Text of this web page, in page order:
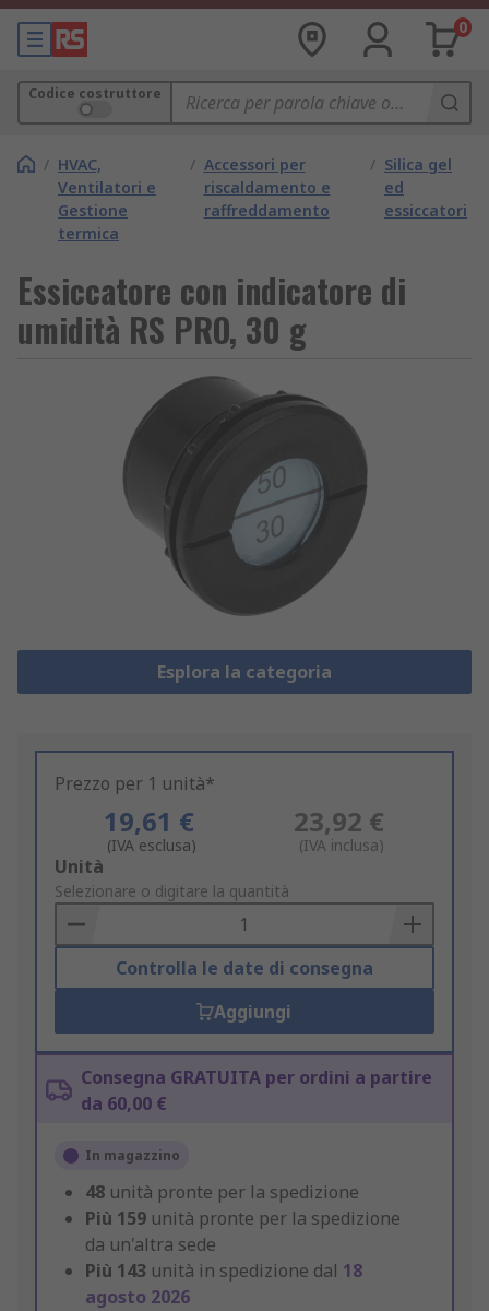
0
Codice costruttore
/ HVAC,
Ventilatori e
Gestione
termica
/ Accessori per
riscaldamento e
raffreddamento
/ Silica gel
ed
essiccatori
Essiccatore con indicatore di
umidità RS PRO, 30 g
Esplora la categoria
Prezzo per 1 unità*
19,61 €
(IVA esclusa)
23,92 €
(IVA inclusa)
Add
to
Basket
Unità
Selezionare o digitare la quantità
Controlla le date di consegna
Aggiungi
Consegna GRATUITA per ordini a partire
da 60,00 €
In magazzino
48 unità pronte per la spedizione
Più 159 unità pronte per la spedizione
da un'altra sede
Più 143 unità in spedizione dal 18
agosto 2026